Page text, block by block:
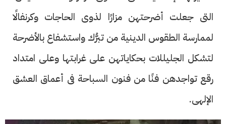
التى جعلت أضرحتهن مزارًا لذوى الحاجات وكرنفالًا
لممارسة الطقوس الدينية من تبرُّك واستشفاع بالأضرحة
لتشكل الجليللات بحكاياتهن على غرابتها وعلى امتداد
رقع تواجدهن فنًا من فنون السباحة فى أعماق العشق
الإلهى.